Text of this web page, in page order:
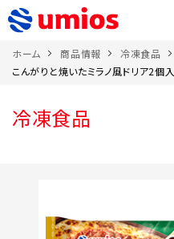
ホーム 商品情報
冷凍食品
こんがりと焼いたミラノ風ドリア2個入
冷凍食品